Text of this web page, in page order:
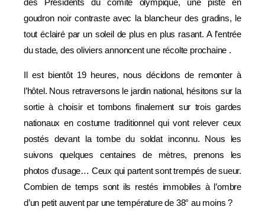
des Présidents du comité olympique, une piste en
goudron noir contraste avec la blancheur des gradins, le
tout éclairé par un soleil de plus en plus rasant. A l’entrée
du stade, des oliviers annoncent une récolte prochaine .
Il est bientôt 19 heures, nous décidons de remonter à
l’hôtel. Nous retraversons le jardin national, hésitons sur la
sortie à choisir et tombons finalement sur trois gardes
nationaux en costume traditionnel qui vont relever ceux
postés devant la tombe du soldat inconnu. Nous les
suivons quelques centaines de mètres, prenons les
photos d’usage… Ceux qui partent sont trempés de sueur.
Combien de temps sont ils restés immobiles à l’ombre
d’un petit auvent par une température de 38° au moins ?